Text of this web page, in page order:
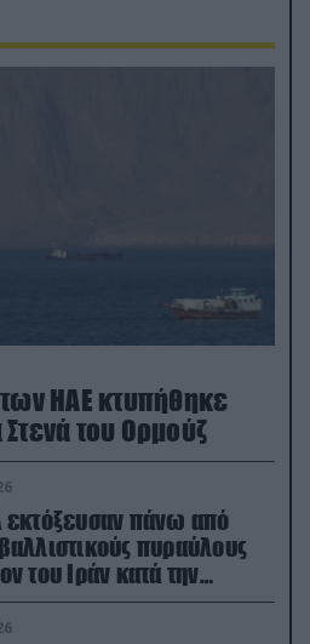
των ΗΑΕ κτυπήθηκε
του Ορμούζ
εκτόξευσαν πάνω από
πυραύλους
του Ιράν κατά την
του πολέμου